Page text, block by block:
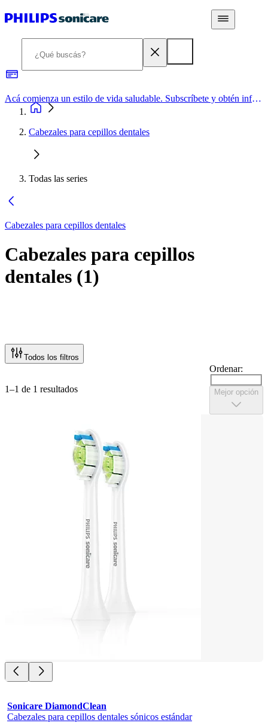
Acá comienza un estilo de vida saludable. Subscríbete y obtén información de primera mano
Cabezales para cepillos dentales
Todas las series
Cabezales para cepillos dentales
Cabezales para cepillos
dentales (1)
Todos los filtros
1–1 de 1 resultados
Ordenar:
Mejor opción
Sonicare DiamondClean
Cabezales para cepillos dentales sónicos estándar